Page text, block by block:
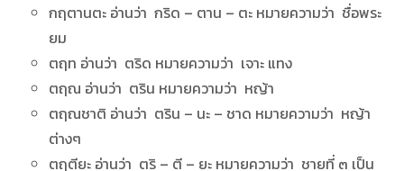
กฤตานตะ อ่านว่า กริด – ตาน – ตะ หมายความว่า ชื่อพระ
ยม
ตฤท อ่านว่า ตริด หมายความว่า เจาะ แทง
ตฤณ อ่านว่า ตริน หมายความว่า หญ้า
ตฤณชาติ อ่านว่า ตริน – นะ – ชาด หมายความว่า หญ้า
ต่างๆ
ตฤตียะ อ่านว่า ตริ – ตี – ยะ หมายความว่า ชายที่ ๓ เป็น